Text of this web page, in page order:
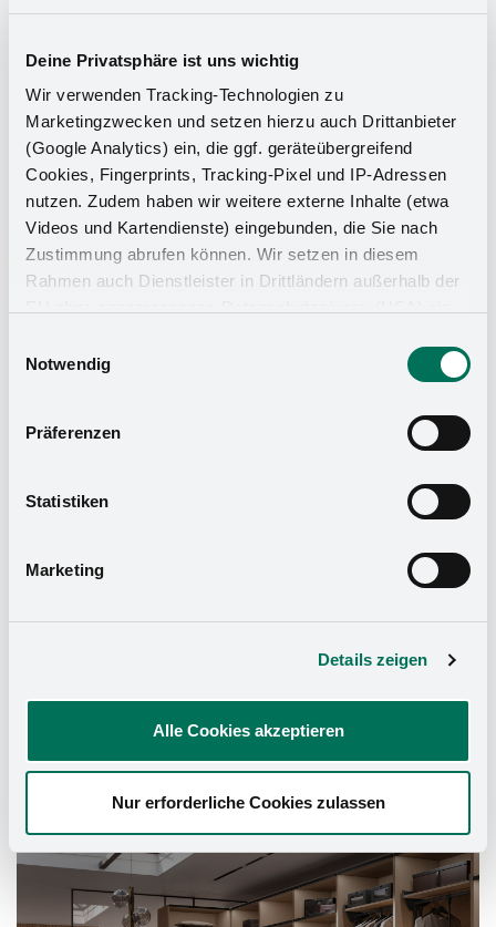
Deine Privatsphäre ist uns wichtig
Wir verwenden Tracking-Technologien zu
Marketingzwecken und setzen hierzu auch Drittanbieter
(Google Analytics) ein, die ggf. geräteübergreifend
Cookies, Fingerprints, Tracking-Pixel und IP-Adressen
nutzen. Zudem haben wir weitere externe Inhalte (etwa
Videos und Kartendienste) eingebunden, die Sie nach
Zustimmung abrufen können. Wir setzen in diesem
Rahmen auch Dienstleister in Drittländern außerhalb der
zu Sicherheits- und Überwachungszwecken zugreifen,
Rechtsmittel einlegen können. Mit Ihrer Einstellung
willigen Sie in die oben beschriebenen Vorgänge ein. Sie
widerrufen. Mehr Informationen finden Sie in unserer
Impressum.
Notwendig
Präferenzen
Statistiken
Marketing
Details zeigen
Alle Cookies akzeptieren
Nur erforderliche Cookies zulassen
Schrank-Ausstattung